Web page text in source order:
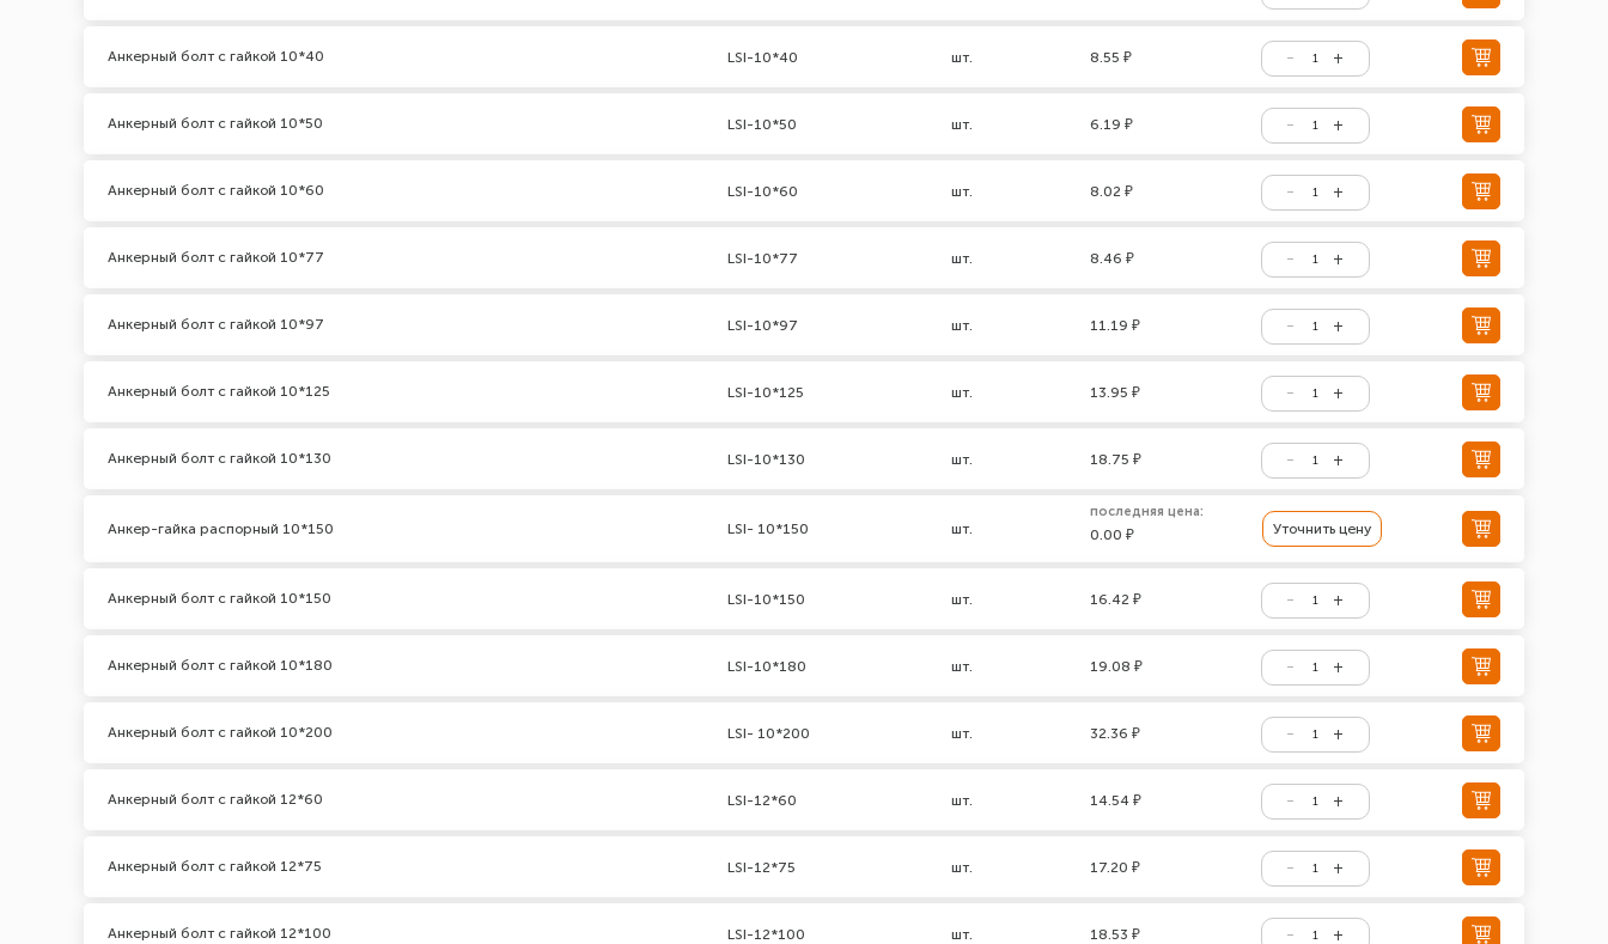
Анкерный болт с гайкой 10*40 LSI-10*40 шт. 8.55 ₽
Анкерный болт с гайкой 10*50 LSI-10*50 шт. 6.19 ₽
Анкерный болт с гайкой 10*60 LSI-10*60 шт. 8.02 ₽
Анкерный болт с гайкой 10*77 LSI-10*77 шт. 8.46 ₽
Анкерный болт с гайкой 10*97 LSI-10*97 шт. 11.19 ₽
Анкерный болт с гайкой 10*125 LSI-10*125 шт. 13.95 ₽
Анкерный болт с гайкой 10*130 LSI-10*130 шт. 18.75 ₽
Анкер-гайка распорный 10*150 LSI- 10*150 шт.
последняя цена:
0.00 ₽ Уточнить цену
Анкерный болт с гайкой 10*150 LSI-10*150 шт. 16.42 ₽
Анкерный болт с гайкой 10*180 LSI-10*180 шт. 19.08 ₽
Анкерный болт с гайкой 10*200 LSI- 10*200 шт. 32.36 ₽
Анкерный болт с гайкой 12*60 LSI-12*60 шт. 14.54 ₽
Анкерный болт с гайкой 12*75 LSI-12*75 шт. 17.20 ₽
Анкерный болт с гайкой 12*100 LSI-12*100 шт. 18.53 ₽